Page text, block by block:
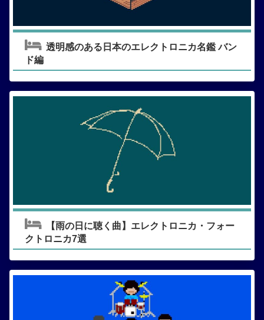
透明感のある日本のエレクトロニカ名鑑 バン
ド編
【雨の日に聴く曲】エレクトロニカ・フォー
クトロニカ7選